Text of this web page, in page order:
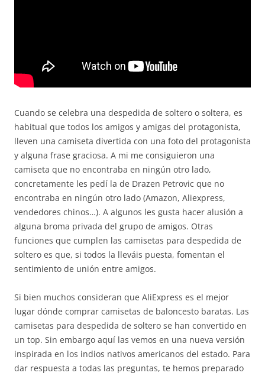
Cuando se celebra una despedida de soltero o soltera, es
habitual que todos los amigos y amigas del protagonista,
lleven una camiseta divertida con una foto del protagonista
y alguna frase graciosa. A mi me consiguieron una
camiseta que no encontraba en ningún otro lado,
concretamente les pedí la de Drazen Petrovic que no
encontraba en ningún otro lado (Amazon, Aliexpress,
vendedores chinos…). A algunos les gusta hacer alusión a
alguna broma privada del grupo de amigos. Otras
funciones que cumplen las camisetas para despedida de
soltero es que, si todos la lleváis puesta, fomentan el
sentimiento de unión entre amigos.
Si bien muchos consideran que AliExpress es el mejor
lugar dónde comprar camisetas de baloncesto baratas. Las
camisetas para despedida de soltero se han convertido en
un top. Sin embargo aquí las vemos en una nueva versión
inspirada en los indios nativos americanos del estado. Para
dar respuesta a todas las preguntas, te hemos preparado